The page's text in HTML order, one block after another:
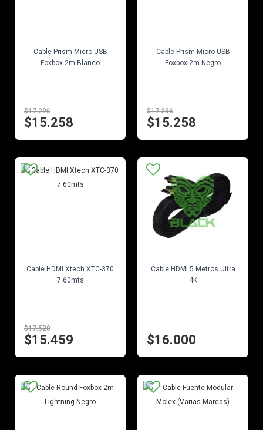
Cable Prism Micro USB
Foxbox 2m Blanco
$17.296
$15.258
Cable Prism Micro USB
Foxbox 2m Negro
$17.296
$15.258
Cable HDMI Xtech XTC-370
7.60mts
$17.520
$15.459
Cable HDMI 5 Metros Ultra
4K
$16.000